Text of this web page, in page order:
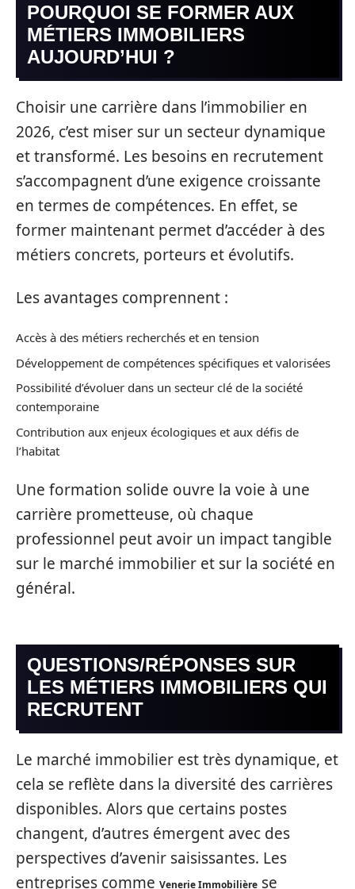
POURQUOI SE FORMER AUX
MÉTIERS IMMOBILIERS
AUJOURD’HUI ?
Choisir une carrière dans l’immobilier en
2026, c’est miser sur un secteur dynamique
et transformé. Les besoins en recrutement
s’accompagnent d’une exigence croissante
en termes de compétences. En effet, se
former maintenant permet d’accéder à des
métiers concrets, porteurs et évolutifs.
Les avantages comprennent :
Accès à des métiers recherchés et en tension
Développement de compétences spécifiques et valorisées
Possibilité d’évoluer dans un secteur clé de la société
contemporaine
Contribution aux enjeux écologiques et aux défis de
l’habitat
Une formation solide ouvre la voie à une
carrière prometteuse, où chaque
professionnel peut avoir un impact tangible
sur le marché immobilier et sur la société en
général.
QUESTIONS/RÉPONSES SUR
LES MÉTIERS IMMOBILIERS QUI
RECRUTENT
Le marché immobilier est très dynamique, et
cela se reflète dans la diversité des carrières
disponibles. Alors que certains postes
changent, d’autres émergent avec des
perspectives d’avenir saisissantes. Les
entreprises comme Venerie Immobilière se